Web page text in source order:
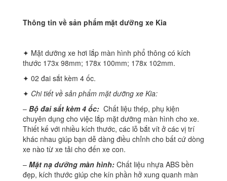
Thông tin về sản phẩm mặt dưỡng xe Kia
✦ Mặt dưỡng xe hơi lắp màn hình phổ thông có kích
thước 173x 98mm; 178x 100mm; 178x 102mm.
✦ 02 đai sắt kèm 4 ốc.
✦ Chi tiết về sản phẩm mặt dưỡng xe Kia:
– Bộ đai sắt kèm 4 ốc: Chất liệu thép, phụ kiện
chuyên dụng cho việc lắp mặt dưỡng màn hình cho xe.
Thiết kế với nhiều kích thước, các lỗ bắt vít ở các vị trí
khác nhau giúp bạn dễ dàng điều chỉnh cho bất cứ dòng
xe nào từ xe tải cho đến xe con.
– Mặt nạ dưỡng màn hình: Chất liệu nhựa ABS bền
đẹp, kích thước giúp che kín phần hở xung quanh màn